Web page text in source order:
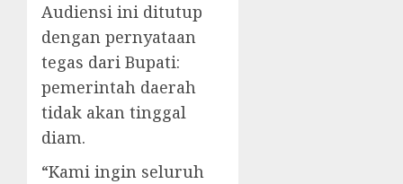
Audiensi ini ditutup
dengan pernyataan
tegas dari Bupati:
pemerintah daerah
tidak akan tinggal
diam.
“Kami ingin seluruh